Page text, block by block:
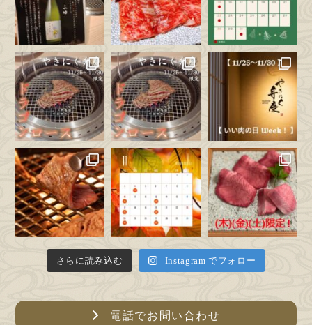
ーン等のご案内として、電子メールや資料のご送付に
利用いたします。
【個人情報の第三者への開示・提供の禁止】
弊社は、お客さまよりお預かりした個人情報を適切に
管理し、次のいずれかに該当する場合を除き、個人情
報を第三者に開示いたしません。
・お客さまの同意がある場合
・お客さまが希望されるサービスを行なうために当社
が業務を委託する業者に対して開示す場合
・法令に基づき開示することが必要である場合
【個人情報の安全対策】
弊社は、個人情報の正確性及び安全性確保のために、
セキュリティに万全の対策を講じています。
【ご本人の照会】
お客さまがご本人の個人情報の照会・修正・削除など
をご希望される場合には、ご本人であることを確認の
上、対応させていただきます。
【法令、規範の遵守と見直し】
法令、その他規範を遵守するとともに、本ポリシーの
内容を適宜見直し、その改善に努めます。
さらに読み込む Instagram でフォロー
電話でお問い合わせ